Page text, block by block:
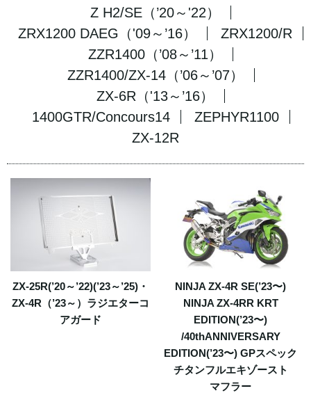
Z H2/SE（’20～'22）
ZRX1200 DAEG（'09～’16）
ZRX1200/R
ZZR1400（’08～’11）
ZZR1400/ZX-14（’06～’07）
ZX-6R（'13～’16）
1400GTR/Concours14
ZEPHYR1100
ZX-12R
ZX-25R(’20～’22)(’23～’25)・
ZX-4R（’23～）ラジエターコ
アガード
NINJA ZX-4R SE(’23〜)
NINJA ZX-4RR KRT
EDITION(’23〜)
/40thANNIVERSARY
EDITION(’23〜) GPスペック
チタンフルエキゾースト
マフラー